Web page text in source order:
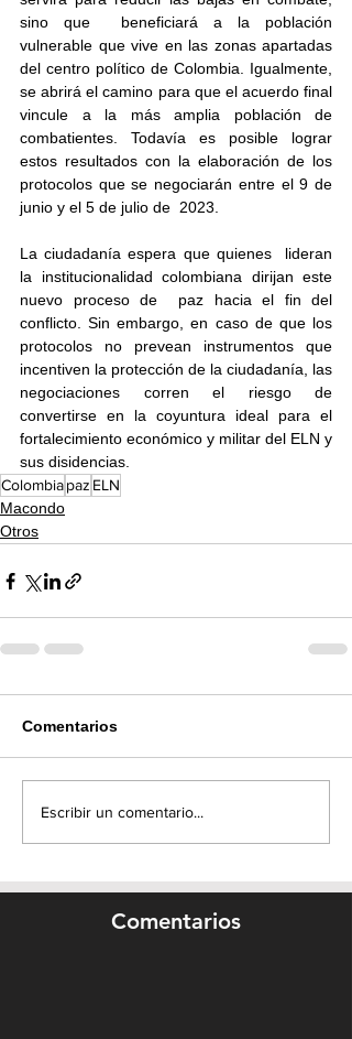
sino que  beneficiará a la población
vulnerable que vive en las zonas apartadas
del centro político de Colombia. Igualmente,
se abrirá el camino para que el acuerdo final
vincule a la más amplia población de
combatientes. Todavía es posible lograr
estos resultados con la elaboración de los
protocolos que se negociarán entre el 9 de
junio y el 5 de julio de  2023.
La ciudadanía espera que quienes  lideran
la institucionalidad colombiana dirijan este
nuevo proceso de  paz hacia el fin del
conflicto. Sin embargo, en caso de que los
protocolos no prevean instrumentos que
incentiven la protección de la ciudadanía, las
negociaciones corren el riesgo de
convertirse en la coyuntura ideal para el
fortalecimiento económico y militar del ELN y
sus disidencias.
Colombiapaz ELN
Macondo
Otros
Comentarios
Escribir un comentario...
Comentarios